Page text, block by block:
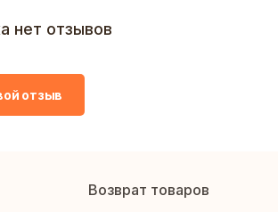
нет отзывов
отзыв
Возврат товаров